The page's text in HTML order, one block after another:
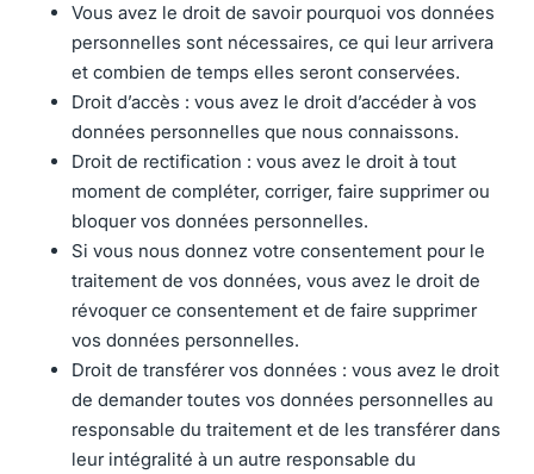
Vous avez le droit de savoir pourquoi vos données
personnelles sont nécessaires, ce qui leur arrivera
et combien de temps elles seront conservées.
Droit d’accès : vous avez le droit d’accéder à vos
données personnelles que nous connaissons.
Droit de rectification : vous avez le droit à tout
moment de compléter, corriger, faire supprimer ou
bloquer vos données personnelles.
Si vous nous donnez votre consentement pour le
traitement de vos données, vous avez le droit de
révoquer ce consentement et de faire supprimer
vos données personnelles.
Droit de transférer vos données : vous avez le droit
de demander toutes vos données personnelles au
responsable du traitement et de les transférer dans
leur intégralité à un autre responsable du